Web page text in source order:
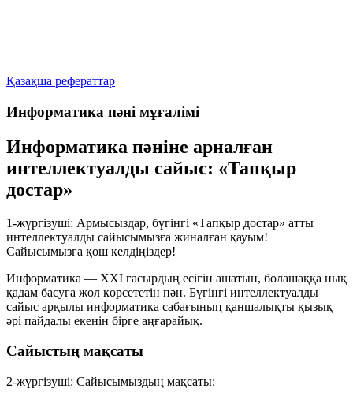
Қазақша рефераттар
Информатика пәні мұғалімі
Информатика пәніне арналған
интеллектуалды сайыс: «Тапқыр
достар»
1-жүргізуші: Армысыздар, бүгінгі «Тапқыр достар» атты
интеллектуалды сайысымызға жиналған қауым!
Сайысымызға қош келдіңіздер!
Информатика — ХХІ ғасырдың есігін ашатын, болашаққа нық
қадам басуға жол көрсететін пән. Бүгінгі интеллектуалды
сайыс арқылы информатика сабағының қаншалықты қызық
әрі пайдалы екенін бірге аңғарайық.
Сайыстың мақсаты
2-жүргізуші: Сайысымыздың мақсаты: